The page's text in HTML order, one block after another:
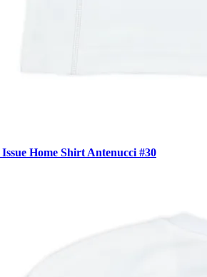
Home Shirt Antenucci #30